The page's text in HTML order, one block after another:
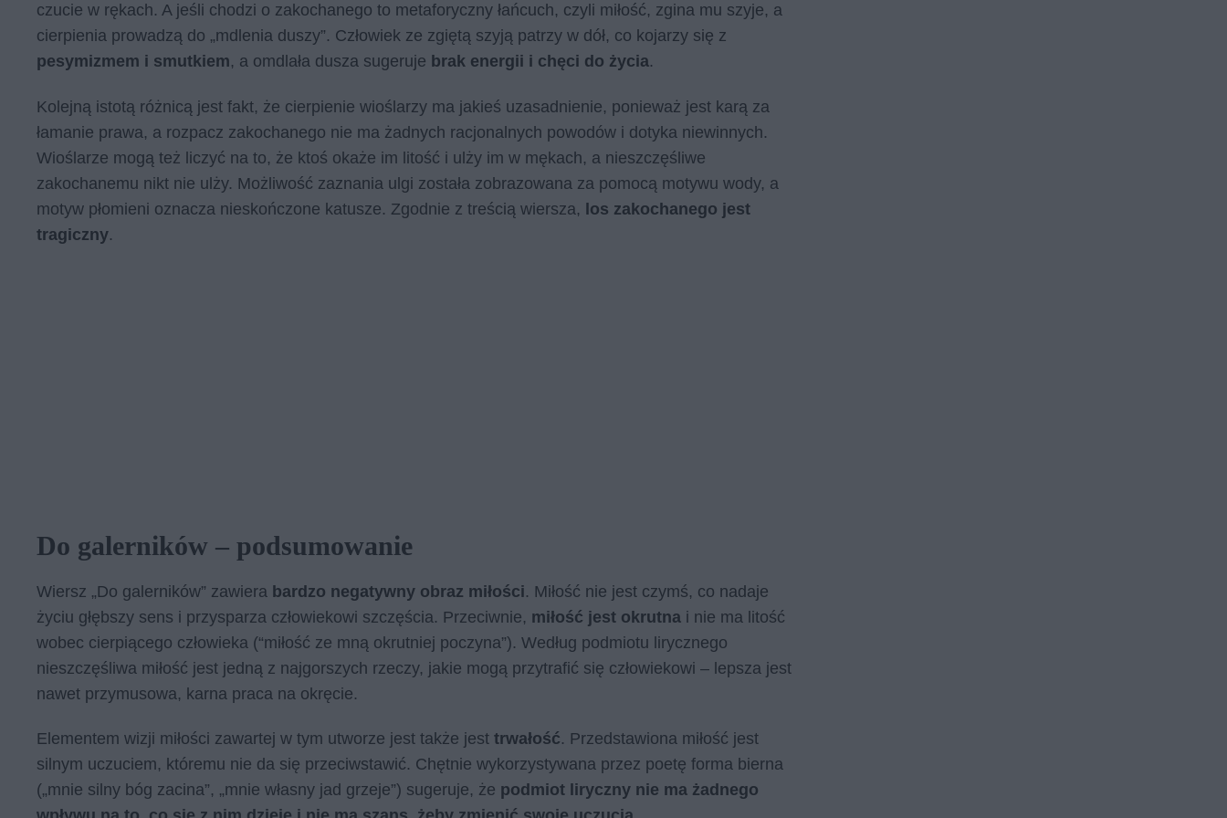
czucie w rękach. A jeśli chodzi o zakochanego to metaforyczny łańcuch, czyli miłość, zgina mu szyje, a
cierpienia prowadzą do „mdlenia duszy”. Człowiek ze zgiętą szyją patrzy w dół, co kojarzy się z
pesymizmem i smutkiem, a omdlała dusza sugeruje brak energii i chęci do życia.
Kolejną istotą różnicą jest fakt, że cierpienie wioślarzy ma jakieś uzasadnienie, ponieważ jest karą za
łamanie prawa, a rozpacz zakochanego nie ma żadnych racjonalnych powodów i dotyka niewinnych.
Wioślarze mogą też liczyć na to, że ktoś okaże im litość i ulży im w mękach, a nieszczęśliwe
zakochanemu nikt nie ulży. Możliwość zaznania ulgi została zobrazowana za pomocą motywu wody, a
motyw płomieni oznacza nieskończone katusze. Zgodnie z treścią wiersza, los zakochanego jest
tragiczny.
Do galerników – podsumowanie
Wiersz „Do galerników” zawiera bardzo negatywny obraz miłości. Miłość nie jest czymś, co nadaje
życiu głębszy sens i przysparza człowiekowi szczęścia. Przeciwnie, miłość jest okrutna i nie ma litość
wobec cierpiącego człowieka (“miłość ze mną okrutniej poczyna”). Według podmiotu lirycznego
nieszczęśliwa miłość jest jedną z najgorszych rzeczy, jakie mogą przytrafić się człowiekowi – lepsza jest
nawet przymusowa, karna praca na okręcie.
Elementem wizji miłości zawartej w tym utworze jest także jest trwałość. Przedstawiona miłość jest
silnym uczuciem, któremu nie da się przeciwstawić. Chętnie wykorzystywana przez poetę forma bierna
(„mnie silny bóg zacina”, „mnie własny jad grzeje”) sugeruje, że podmiot liryczny nie ma żadnego